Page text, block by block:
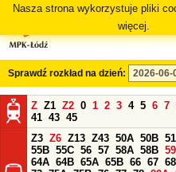
Nasza strona wykorzystuje pliki
więcej.
Sprawdź rozkład na dzień:
Z Z1 Z2 0 1 2 3 4 5 6 7
41 43 45
Z3 Z6 Z13 Z43 50A 50B
55B 55C 56 57 58A 58B 59
64A 64B 65A 65B 66 67 68